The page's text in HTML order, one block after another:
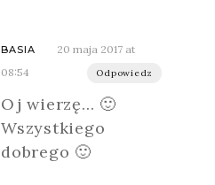
BASIA
20 maja 2017 at
08:54
Odpowiedz
Oj wierzę… 🙂
Wszystkiego
dobrego 🙂